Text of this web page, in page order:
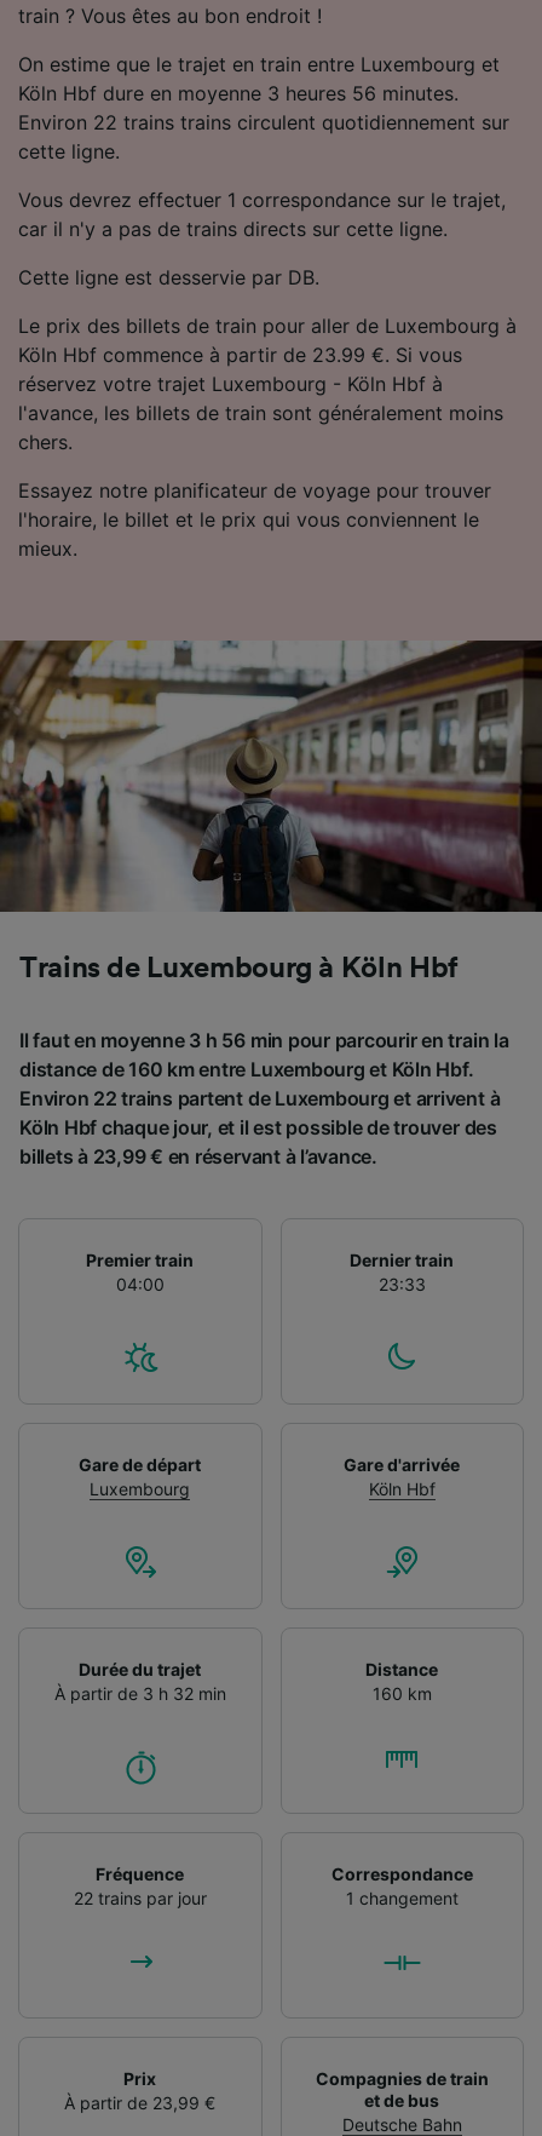
train ? Vous êtes au bon endroit !
On estime que le trajet en train entre Luxembourg et
Köln Hbf dure en moyenne 3 heures 56 minutes.
Environ 22 trains trains circulent quotidiennement sur
cette ligne.
Vous devrez effectuer 1 correspondance sur le trajet,
car il n'y a pas de trains directs sur cette ligne.
Cette ligne est desservie par DB.
Le prix des billets de train pour aller de Luxembourg à
Köln Hbf commence à partir de 23.99 €. Si vous
réservez votre trajet Luxembourg - Köln Hbf à
l'avance, les billets de train sont généralement moins
chers.
Essayez notre planificateur de voyage pour trouver
l'horaire, le billet et le prix qui vous conviennent le
mieux.
Trains de Luxembourg à Köln Hbf
Il faut en moyenne 3 h 56 min pour parcourir en train la
distance de 160 km entre Luxembourg et Köln Hbf.
Environ 22 trains partent de Luxembourg et arrivent à
Köln Hbf chaque jour, et il est possible de trouver des
billets à 23,99 € en réservant à l’avance.
Premier train
04:00
Dernier train
23:33
Gare de départ
Luxembourg
Gare d'arrivée
Köln Hbf
Durée du trajet
À partir de 3 h 32 min
Distance
160 km
Fréquence
22 trains par jour
Correspondance
1 changement
Prix
À partir de 23,99 €
Compagnies de train
et de bus
Deutsche Bahn
Utiliser des données de géolocalisation
caractéristiques de l’appareil pour
l’identification. Stocker et/ou accéder à des
informations sur un appareil. Publicités et
contenu personnalisés, mesure de
performance des publicités et du contenu,
études d’audience et développement de
services.